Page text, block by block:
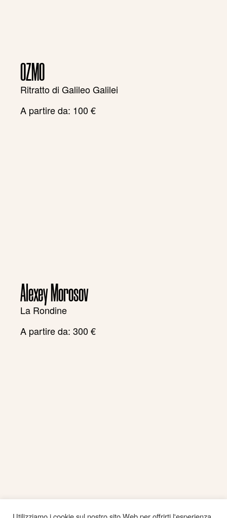
OZMO
Ritratto di Galileo Galilei
A partire da: 100€
Alexey Morosov
La Rondine
A partire da: 300€